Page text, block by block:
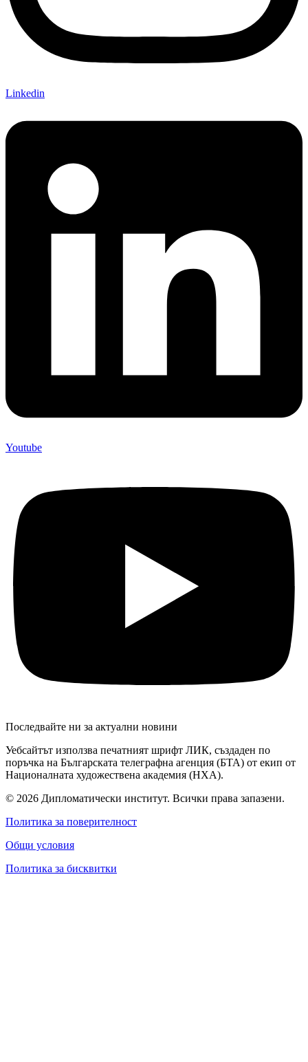
Linkedin
Youtube
Последвайте ни за актуални новини
Уебсайтът използва печатният шрифт ЛИК, създаден по
поръчка на Българската телеграфна агенция (БТА) от екип от
Националната художествена академия (НХА).
© 2026 Дипломатически институт. Всички права запазени.
Политика за поверителност
Общи условия
Политика за бисквитки